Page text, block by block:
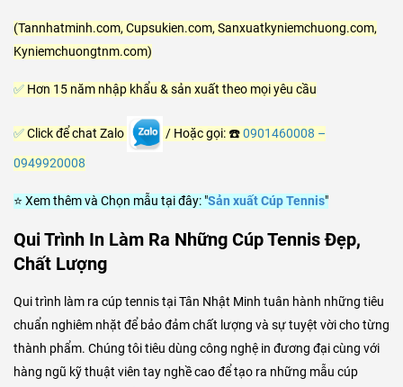
(Tannhatminh.com, Cupsukien.com, Sanxuatkyniemchuong.com,
Kyniemchuongtnm.com)
✅ Hơn 15 năm nhập khẩu & sản xuất theo mọi yêu cầu
✅Click để chat Zalo / Hoặc gọi: ☎️0901460008 –
0949920008
⭐ Xem thêm và Chọn mẫu tại đây: "Sản xuất Cúp Tennis"
Qui Trình In Làm Ra Những Cúp Tennis Đẹp,
Chất Lượng
Qui trình làm ra cúp tennis tại Tân Nhật Minh tuân hành những tiêu
chuẩn nghiêm nhặt để bảo đảm chất lượng và sự tuyệt vời cho từng
thành phẩm. Chúng tôi tiêu dùng công nghệ in đương đại cùng với
hàng ngũ kỹ thuật viên tay nghề cao để tạo ra những mẫu cúp